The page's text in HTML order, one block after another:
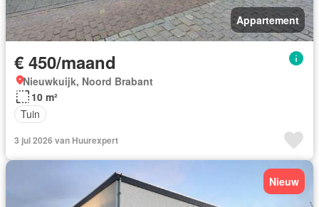
Appartement
€ 450/maand
Nieuwkuijk, Noord Brabant
10 m²
Tuin
3 jul 2026 van Huurexpert
Nieuw